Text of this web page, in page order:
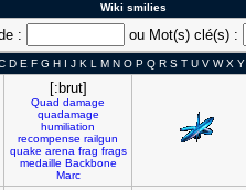
Wiki smilies
: ou Mot(s) clé(s) :
D E F G H I J K L M N O P Q R S T U V W X Y
[:brut]
Quad damage
quadamage
humiliation
recompense railgun
quake arena frag frags
medaille Backbone
Marc